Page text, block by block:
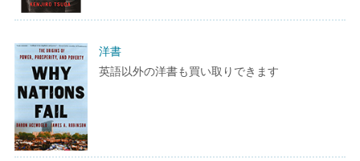
洋書
英語以外の洋書も買い取りできます